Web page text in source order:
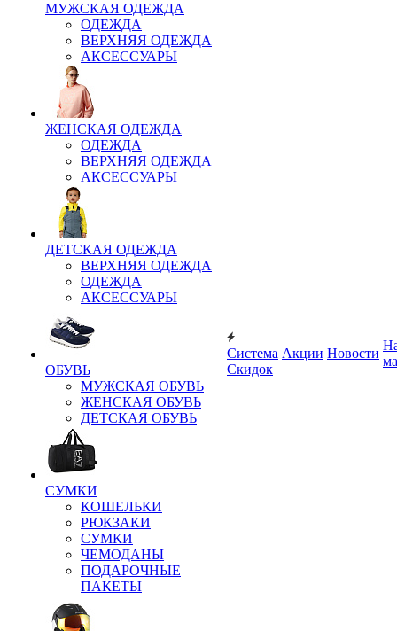
МУЖСКАЯ ОДЕЖДА
ОДЕЖДА
ВЕРХНЯЯ ОДЕЖДА
АКСЕССУАРЫ
ЖЕНСКАЯ ОДЕЖДА
ОДЕЖДА
ВЕРХНЯЯ ОДЕЖДА
АКСЕССУАРЫ
ДЕТСКАЯ ОДЕЖДА
ВЕРХНЯЯ ОДЕЖДА
ОДЕЖДА
АКСЕССУАРЫ
ОБУВЬ
МУЖСКАЯ ОБУВЬ
ЖЕНСКАЯ ОБУВЬ
ДЕТСКАЯ ОБУВЬ
СУМКИ
КОШЕЛЬКИ
РЮКЗАКИ
СУМКИ
ЧЕМОДАНЫ
ПОДАРОЧНЫЕ
ПАКЕТЫ
Система
Скидок
Акции Новости